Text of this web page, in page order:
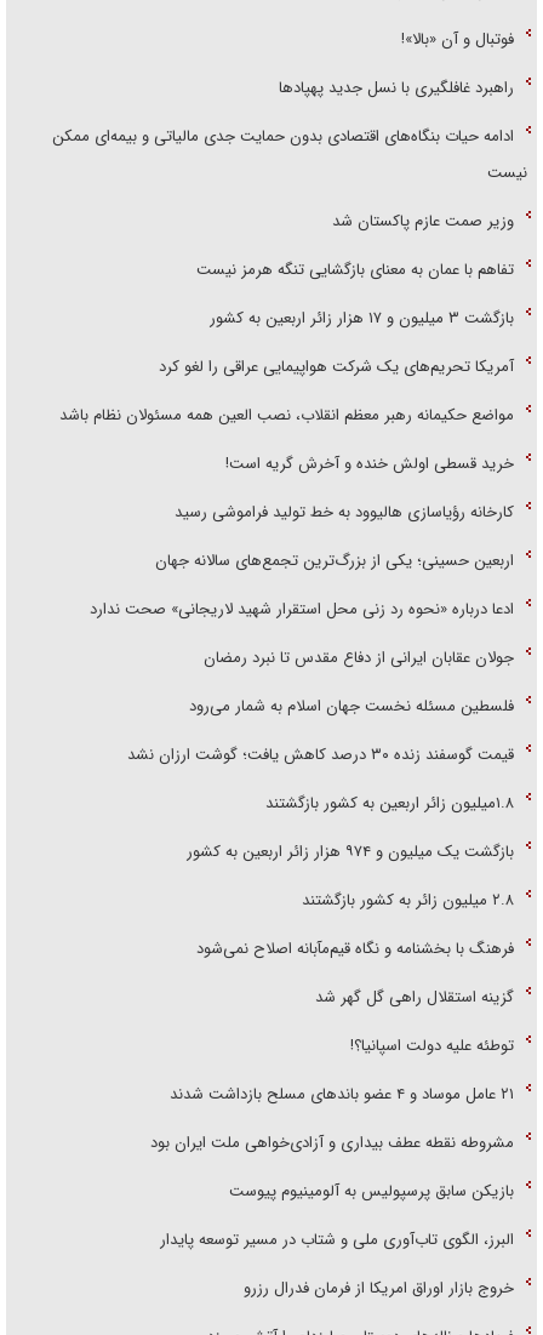
فوتبال و آن «بالا»!
راهبرد غافلگیری با نسل جدید پهپاد‌ها
ادامه حیات بنگاه‌های اقتصادی بدون حمایت جدی مالیاتی و بیمه‌ای ممکن
نیست
وزیر صمت عازم پاکستان شد
تفاهم با عمان به معنای بازگشایی تنگه هرمز نیست
بازگشت ۳ میلیون و ۱۷ هزار زائر اربعین به کشور
آمریکا تحریم‌های یک شرکت هواپیمایی عراقی را لغو کرد
مواضع حکیمانه رهبر معظم انقلاب، نصب العین همه مسئولان نظام باشد
خرید قسطی اولش خنده و آخرش گریه است!
کارخانه رؤیاسازی هالیوود به خط تولید فراموشی رسید
اربعین حسینی؛ یکی از بزرگ‌ترین تجمع‌های سالانه جهان
ادعا درباره «نحوه رد زنی محل استقرار شهید لاریجانی» صحت ندارد
جولان عقابان ایرانی از دفاع مقدس تا نبرد رمضان
فلسطین مسئله نخست جهان اسلام به شمار می‌رود
قیمت گوسفند زنده ۳۰ درصد کاهش یافت؛ گوشت ارزان نشد
۱.۸میلیون زائر اربعین به کشور بازگشتند
بازگشت یک میلیون و ۹۷۴ هزار زائر اربعین به کشور
۲.۸ میلیون زائر به کشور بازگشتند
فرهنگ با بخشنامه و نگاه قیم‌مآبانه اصلاح نمی‌شود
گزینه استقلال راهی گل گهر شد
توطئه علیه دولت اسپانیا؟!
۲۱ عامل موساد و ۴ عضو باند‌های مسلح بازداشت شدند
مشروطه نقطه عطف بیداری و آزادی‌خواهی ملت ایران بود
بازیکن سابق پرسپولیس به آلومینیوم پیوست
البرز، الگوی تاب‌آوری ملی و شتاب در مسیر توسعه پایدار
خروج بازار اوراق امریکا از فرمان فدرال رزرو